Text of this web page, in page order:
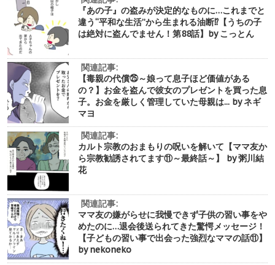
『あの子』の盗みが決定的なものに…これまでと
違う“平和な生活”から生まれる油断⁉︎【うちの子
は絶対に盗んでません！第88話】by こっとん
関連記事:
【毒親の代償㉕～娘って息子ほど価値がある
の？】お金を盗んで彼女のプレゼントを買った息
子。お金を厳しく管理していた母親は... by ネギ
マヨ
関連記事:
カルト宗教のおまもりの呪いを解いて【ママ友か
ら宗教勧誘されてます⑪～最終話～】 by 粥川結
花
関連記事:
ママ友の嫌がらせに我慢できず子供の習い事をや
めたのに…退会後送られてきた驚愕メッセージ！
【子どもの習い事で出会った強烈なママの話⑪】
by nekoneko